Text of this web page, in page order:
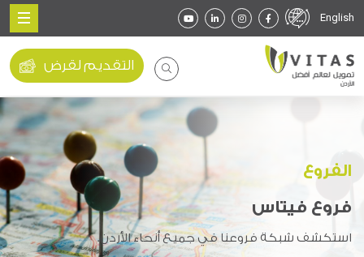
English
التقديم لقرض
الفروع
فروع فيتاس
استكشف شبكة فروعنا في جميع أنحاء الأردن.